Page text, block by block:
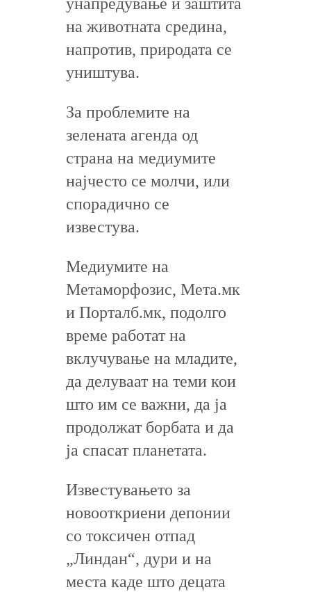
на животната средина,
напротив, природата се
уништува.
За проблемите на
зелената агенда од
страна на медиумите
најчесто се молчи, или
спорадично се
известува.
Медиумите на
Метаморфозис, Мета.мк
и Порталб.мк, подолго
време работат на
вклучување на младите,
да делуваат на теми кои
што им се важни, да ја
продолжат борбата и да
ја спасат планетата.
Известувањето за
новооткриени депонии
со токсичен отпад
„Линдан“, дури и на
места каде што децата